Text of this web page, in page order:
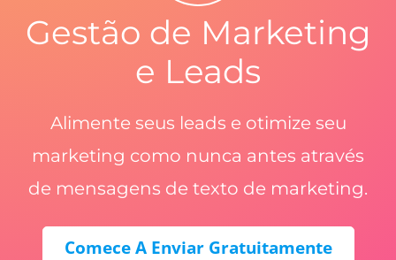
Gestão de Marketing
e Leads
Alimente seus leads e otimize seu
marketing como nunca antes através
de mensagens de texto de marketing.
Comece A Enviar Gratuitamente